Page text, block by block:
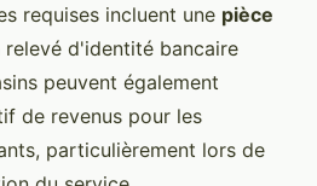
requises incluent une pièce
relevé d'identité bancaire
peuvent également
de revenus pour les
particulièrement lors de